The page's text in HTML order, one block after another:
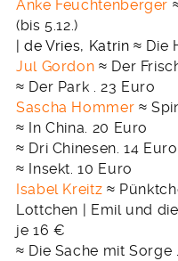
Anke Feuchtenberger
(bis 5.12.)
| de Vries, Katrin ≈ Die
Jul Gordon ≈ Der
≈ Der Park . 23 Euro
Sascha Hommer ≈
≈ In China. 20 Euro
≈ Dri Chinesen. 14 Euro
≈ Insekt. 10 Euro
Isabel Kreitz ≈
Lottchen | Emil und die
je 16 €
≈ Die Sache mit Sorge